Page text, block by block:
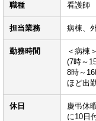
職種 看護師
担当業務 病棟、
勤務時間
＜病
(7時～
8時～
ほど出
休日
慶弔休
に10日